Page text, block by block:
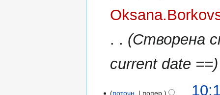
Створена
current date ==
поточн. попер.